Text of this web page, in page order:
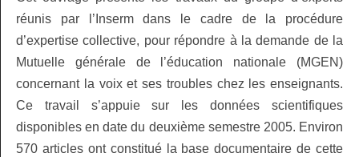
réunis par l’Inserm dans le cadre de la procédure
d’expertise collective, pour répondre à la demande de la
Mutuelle générale de l’éducation nationale (MGEN)
concernant la voix et ses troubles chez les enseignants.
Ce travail s’appuie sur les données scientifiques
disponibles en date du deuxième semestre 2005. Environ
570 articles ont constitué la base documentaire de cette